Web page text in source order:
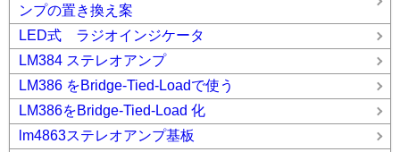
ンプの置き換え案
LED式 ラジオインジケータ
LM384 ステレオアンプ
LM386 をBridge-Tied-Loadで使う
LM386をBridge-Tied-Load 化
lm4863ステレオアンプ基板